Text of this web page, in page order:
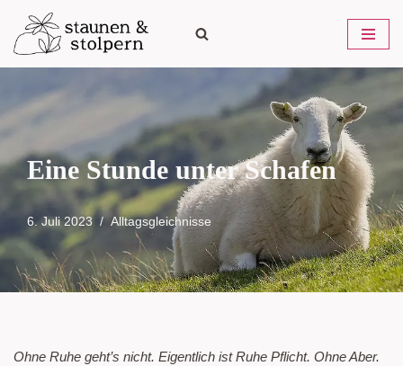
Zum
Inhalt
springen
Eine Stunde unter Schafen
6. Juli 2023 Alltagsgleichnisse
Ohne Ruhe geht’s nicht. Eigentlich ist Ruhe Pflicht. Ohne Aber.